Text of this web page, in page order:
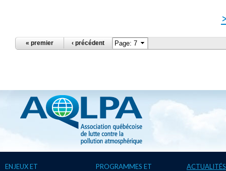
PAGES
« premier ‹ précédent
ENJEUX ET
PROGRAMMES ET
ACTUALITÉS